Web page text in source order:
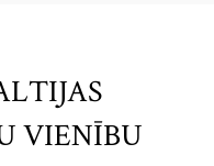
VIENĪBU